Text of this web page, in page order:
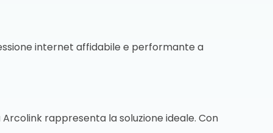
internet affidabile e performante a
rappresenta la soluzione ideale. Con